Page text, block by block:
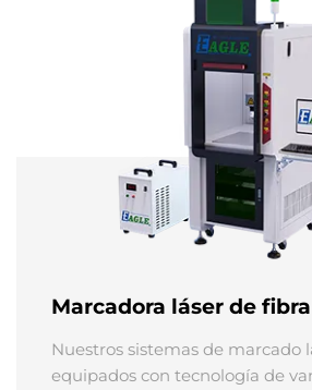
Marcadora láser de fibra
Nuestros sistemas de marcado
equipados con tecnología de